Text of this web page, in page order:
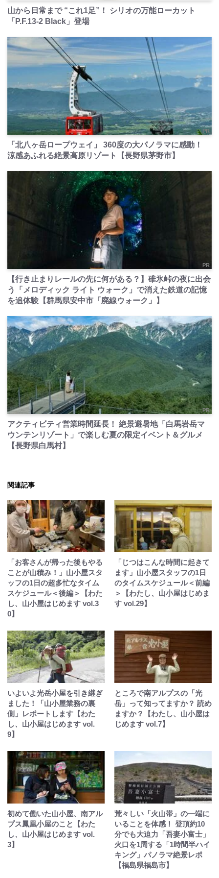
山から日常まで “これ1足”！ シリオの万能ローカット
「P.F.13-2 Black」登場
PR
「北八ヶ岳ロープウェイ」 360度の大パノラマに感動！
涼感あふれる絶景高原リゾート【長野県茅野市】
PR
【行き止まりレールの先に何がある？】碓氷峠の夜に出会
う「メロディック ライト ウォーク」で消えた鉄道の記憶
を追体験【群馬県安中市「廃線ウォーク」】
PR
アクティビティ営業時間延長！ 絶景避暑地「白馬岩岳マ
ウンテンリゾート」で楽しむ夏の限定イベント＆グルメ
【長野県白馬村】
関連記事
「お客さんが帰った後もやる
ことが山積み！」山小屋スタ
ッフの1日の超多忙なタイム
スケジュール＜後編＞【わた
し、山小屋はじめます vol.3
0】
「じつはこんな時間に起きて
ます」山小屋スタッフの1日
のタイムスケジュール＜前編
＞【わたし、山小屋はじめま
す vol.29】
いよいよ光岳小屋を引き継ぎ
ました！「山小屋業務の裏
側」レポートします【わた
し、山小屋はじめます vol.
9】
ところで南アルプスの「光
岳」って知ってますか？ 読め
ますか？【わたし、山小屋は
じめます vol.7】
初めて働いた山小屋、南アル
プス鳳凰小屋のこと【わた
し、山小屋はじめます vol.
3】
荒々しい「火山帯」の一端に
いることを体感！ 登頂約10
分でも大迫力「吾妻小富士」
火口を1周する「1時間半ハイ
キング」パノラマ絶景レポ
【福島県福島市】